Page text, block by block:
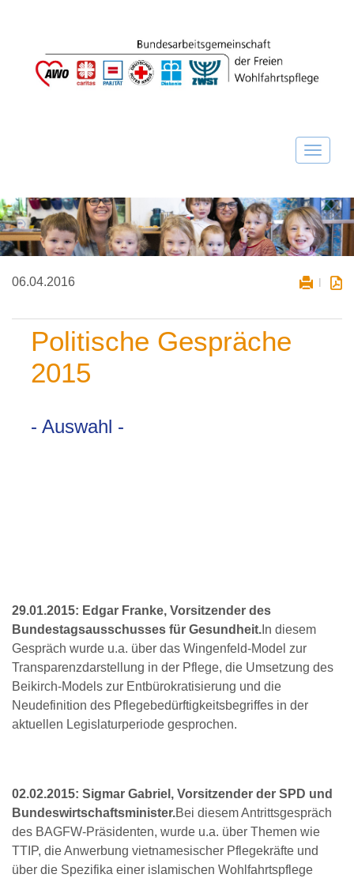
06.04.2016
Politische Gespräche
2015
- Auswahl -
29.01.2015: Edgar Franke, Vorsitzender des
Bundestagsausschusses für Gesundheit.In diesem
Gespräch wurde u.a. über das Wingenfeld-Model zur
Transparenzdarstellung in der Pflege, die Umsetzung des
Beikirch-Models zur Entbürokratisierung und die
Neudefinition des Pflegebedürftigkeitsbegriffes in der
aktuellen Legislaturperiode gesprochen.
02.02.2015: Sigmar Gabriel, Vorsitzender der SPD und
Bundeswirtschaftsminister.Bei diesem Antrittsgespräch
des BAGFW-Präsidenten, wurde u.a. über Themen wie
TTIP, die Anwerbung vietnamesischer Pflegekräfte und
über die Spezifika einer islamischen Wohlfahrtspflege